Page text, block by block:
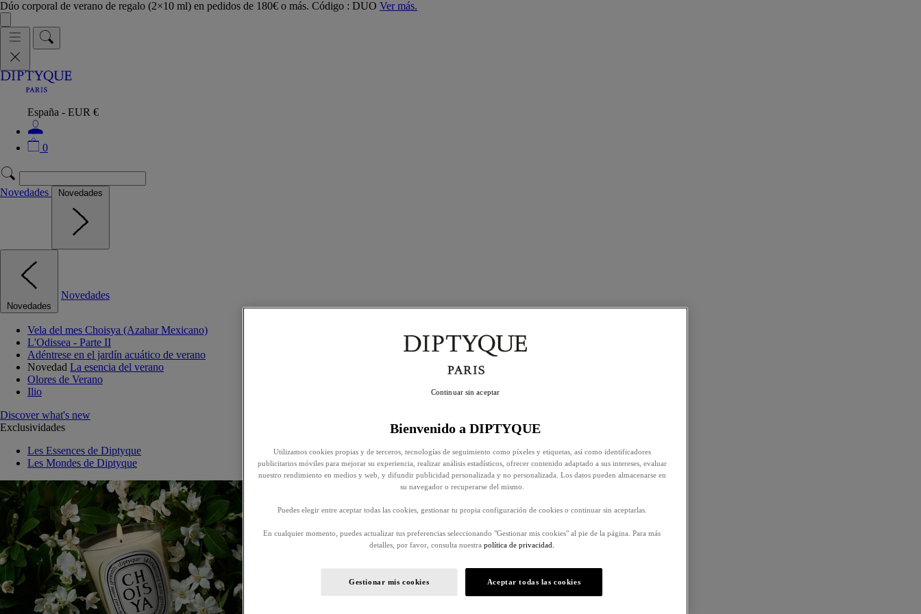
Dúo corporal de verano de regalo (2×10 ml) en pedidos de 180€ o más. Código : DUO Ver más.
España - EUR €
0
Novedades Novedades
Novedades
Novedades
Vela del mes Choisya (Azahar Mexicano)
L'Odissea - Parte II
Adéntrese en el jardín acuático de verano
Novedad La esencia del verano
Olores de Verano
Ilio
Discover what's new
Exclusividades
Les Essences de Diptyque
Les Mondes de Diptyque
Bienvenido a DIPTYQUE
Utilizamos cookies propias y de terceros, tecnologías de seguimiento como píxeles y etiquetas, así como identificadores
publicitarios móviles para mejorar su experiencia, realizar análisis estadísticos, ofrecer contenido adaptado a sus intereses, evaluar
nuestro rendimiento en medios y web, y difundir publicidad personalizada y no personalizada. Los datos pueden almacenarse en
su navegador o recuperarse del mismo.
Puedes elegir entre aceptar todas las cookies, gestionar tu propia configuración de cookies o continuar sin aceptarlas.
En cualquier momento, puedes actualizar tus preferencias seleccionando "Gestionar mis cookies" al pie de la página. Para más
detalles, por favor, consulta nuestra política de privacidad.
Gestionar mis cookies Aceptar todas las cookies
Continuar sin aceptar